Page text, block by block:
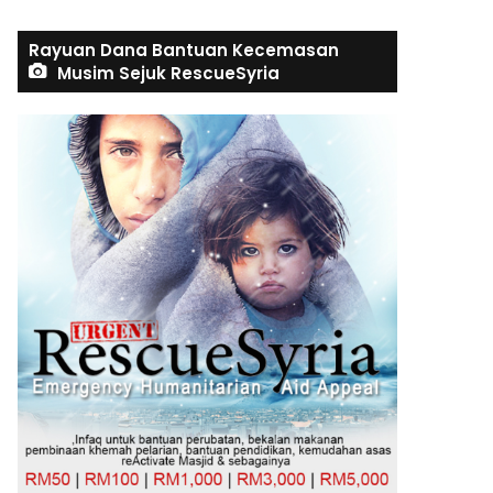
Rayuan Dana Bantuan Kecemasan
Musim Sejuk RescueSyria